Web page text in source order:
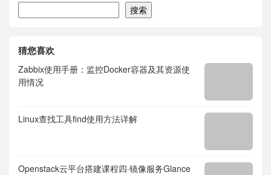
搜索
猜您喜欢
Zabbix使用手册：监控Docker容器及其资源使
用情况
Linux查找工具find使用方法详解
Openstack云平台搭建课程四·镜像服务Glance